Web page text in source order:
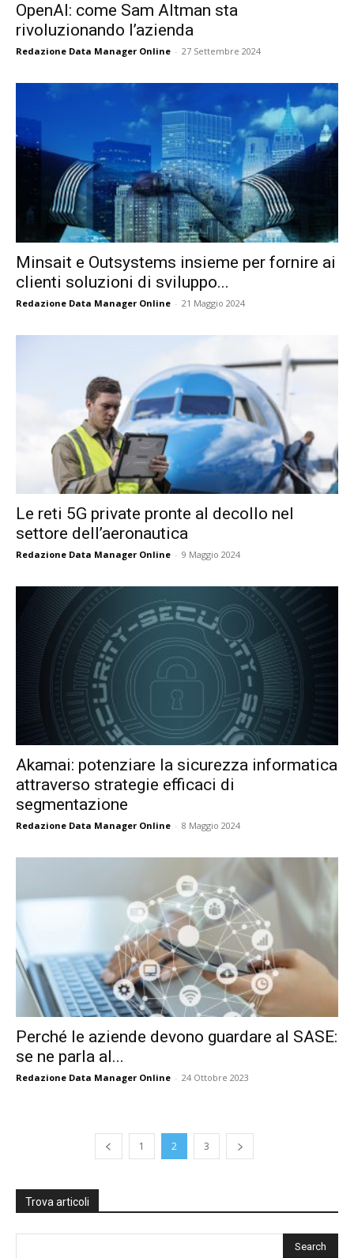
OpenAI: come Sam Altman sta
rivoluzionando l’azienda
Redazione Data Manager Online - 27 Settembre 2024
Minsait e Outsystems insieme per fornire ai
clienti soluzioni di sviluppo...
Redazione Data Manager Online - 21 Maggio 2024
Le reti 5G private pronte al decollo nel
settore dell’aeronautica
Redazione Data Manager Online - 9 Maggio 2024
Akamai: potenziare la sicurezza informatica
attraverso strategie efficaci di
segmentazione
Redazione Data Manager Online - 8 Maggio 2024
Perché le aziende devono guardare al SASE:
se ne parla al...
Redazione Data Manager Online - 24 Ottobre 2023
1 2 3
Trova articoli